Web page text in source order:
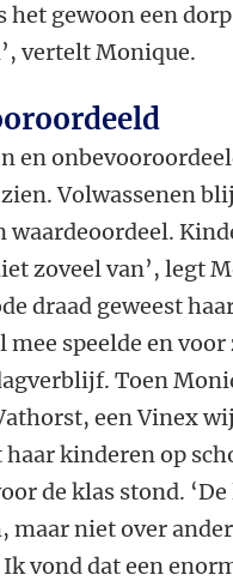
gewoon een
vertelt Monique.
en
Volwassenen
waardeoordeel.
zoveel van’, legt
draad geweest
mee speelde en
Toen
een Vinex
haar kinderen op
de klas stond.
maar niet over
vond dat een